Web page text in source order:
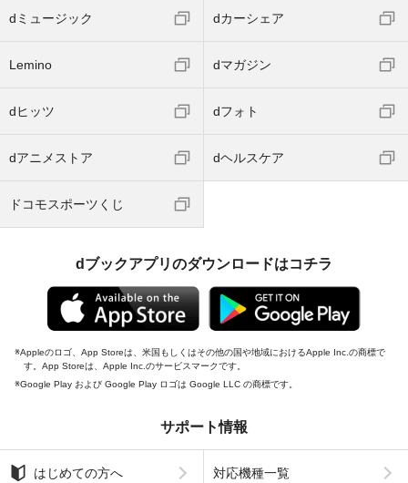
dミュージック dカーシェア
Lemino dマガジン
dヒッツ dフォト
dアニメストア dヘルスケア
ドコモスポーツくじ
dブックアプリのダウンロードはコチラ
Appleのロゴ、App Storeは、米国もしくはその他の国や地域におけるApple Inc.の商標で
す。App Storeは、Apple Inc.のサービスマークです。
Google Play および Google Play ロゴは Google LLC の商標です。
サポート情報
はじめての方へ 対応機種一覧